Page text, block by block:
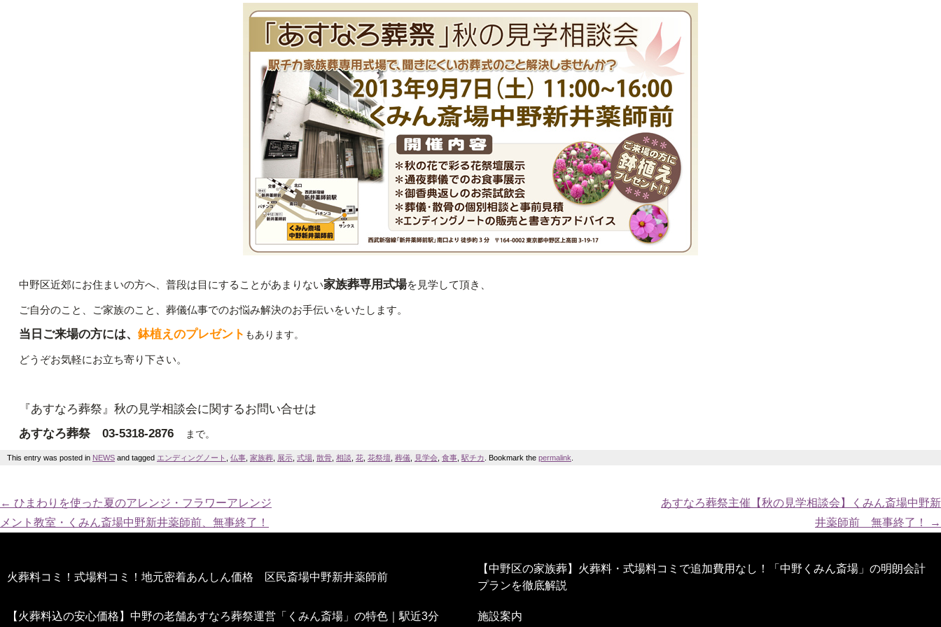
中野区近郊にお住まいの方へ、普段は目にすることがあまりない家族葬専用式場を見学して頂き、
ご自分のこと、ご家族のこと 葬儀仏事でのお悩み解決のお手伝いをいたします。
当日ご来場の方には、 鉢植えのプレゼント もあります。
どうぞお気軽にお立ち寄り下さい。
『あすなろ葬祭』秋の見学相談会に関するお問い合せは
あすなろ葬祭 03-5318-2876
まで。
This entry was posted in NEWS and tagged エンディングノート 仏事 家族葬 展示 式場 散骨 相談 花 花祭壇 葬儀 見学会 食事 駅チカ . Bookmark the permalink
← ひまわりを使った夏のアレンジ・フラワーアレンジ
メント教室・くみん斎場中野新井薬師前、無事終了！
あすなろ葬祭主催【秋の見学相談会】くみん斎場中野新
井薬師前 無事終了！
→
火葬料コミ！式場料コミ！地元密着あんしん価格 区民斎場中野新井薬師前
【中野区の家族葬】火葬料・式場料コミで追加費用なし！「中野くみん斎場」の明朗会計
プランを徹底解説
【火葬料込の安心価格】中野の老舗あすなろ葬祭運営「くみん斎場」の特色｜駅近3分 施設案内